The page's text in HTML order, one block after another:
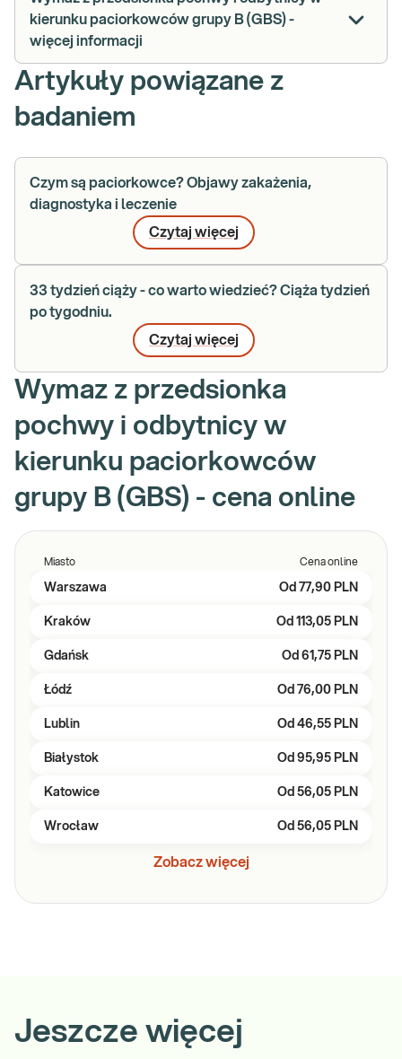
kierunku paciorkowców grupy B (GBS) -
więcej informacji
Artykuły powiązane z
badaniem
Czym są paciorkowce? Objawy zakażenia,
diagnostyka i leczenie
Czytaj więcej
33 tydzień ciąży - co warto wiedzieć? Ciąża tydzień
po tygodniu.
Czytaj więcej
Wymaz z przedsionka
pochwy i odbytnicy w
kierunku paciorkowców
grupy B (GBS) - cena online
Miasto Cena online
Warszawa Od 77,90 PLN
Kraków Od 113,05 PLN
Gdańsk Od 61,75 PLN
Łódź Od 76,00 PLN
Lublin Od 46,55 PLN
Białystok Od 95,95 PLN
Katowice Od 56,05 PLN
Wrocław Od 56,05 PLN
Zobacz więcej
Jeszcze więcej